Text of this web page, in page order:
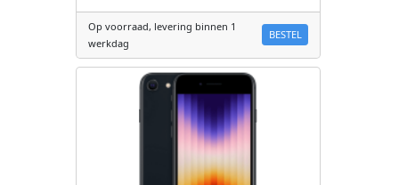
Op voorraad, levering binnen 1
werkdag
BESTEL